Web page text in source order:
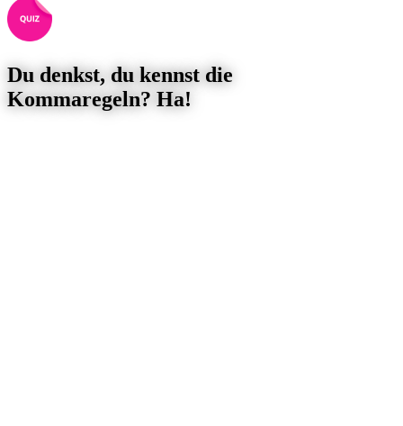
Du denkst, du kennst die
Kommaregeln? Ha!